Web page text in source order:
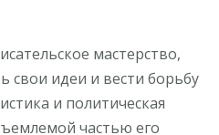
мастерство,
свои идеи и вести борьбу
и политическая
частью его